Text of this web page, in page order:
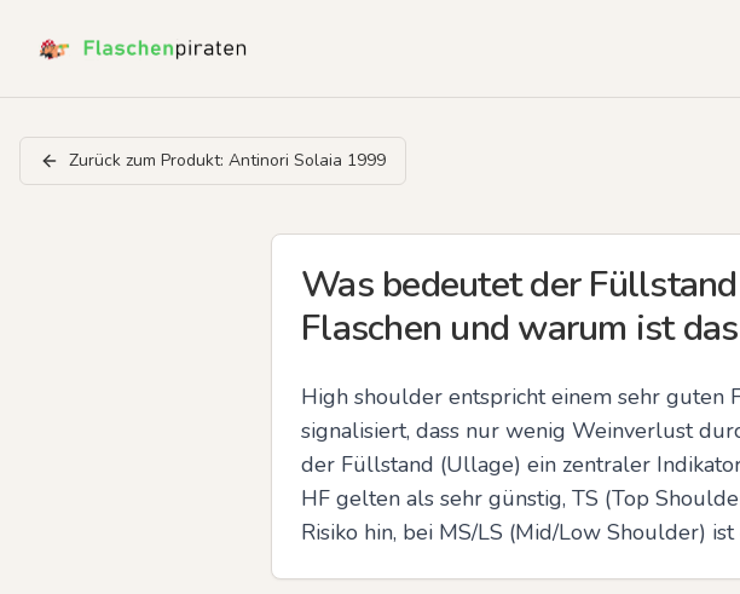
Zurück zum Produkt: Antinori Solaia 1999
Was bedeutet der
Flaschen und warum ist
High shoulder entspricht einem sehr guten
signalisiert, dass nur wenig Weinverlust
der Füllstand (Ullage) ein zentraler
HF gelten als sehr günstig, TS (Top
Risiko hin, bei MS/LS (Mid/Low Shoulder)